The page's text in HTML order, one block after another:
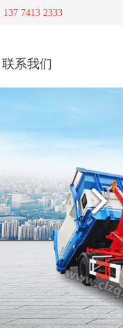
137 7413 2333
联系我们